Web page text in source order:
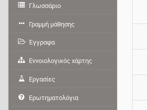
Γλωσσάριο
Γραμμή μάθησης
Έγγραφα
Εννοιολογικός χάρτης
Εργασίες
Ερωτηματολόγια